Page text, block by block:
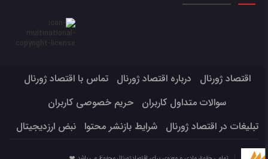
اقتصاد ژورنال درباره اقتصاد ژورنال
تماس با اقتصاد ژورنال
سوالات متداول کاربران
حریم خصوصی کاربران
تبلیغات در اقتصاد ژورنال
شرایط بازنشر محتوا نبض ارزدیجیتال